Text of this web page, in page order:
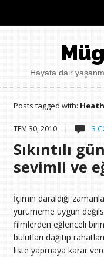
Hayata dair
Posts tagged with:
TEM 30, 2010 | 3
Sıkıntılı
sevimli ve
İçimin daraldığı
yürümeme uygun
filmlerden eğlenceli
bulutları dağıtıp
liste yapmaya karar